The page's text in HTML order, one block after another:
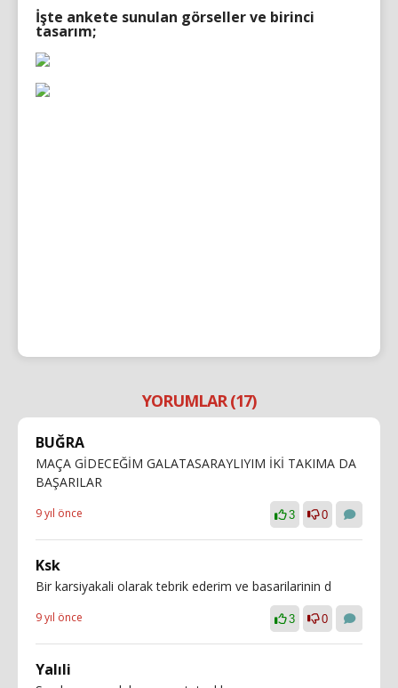
İşte ankete sunulan görseller ve birinci
tasarım;
YORUMLAR (17)
BUĞRA
MAÇA GİDECEĞİM GALATASARAYLIYIM İKİ TAKIMA DA
BAŞARILAR
9 yıl önce 3 0
Ksk
Bir karsiyakali olarak tebrik ederim ve basarilarinin d
9 yıl önce 3 0
Yalıli